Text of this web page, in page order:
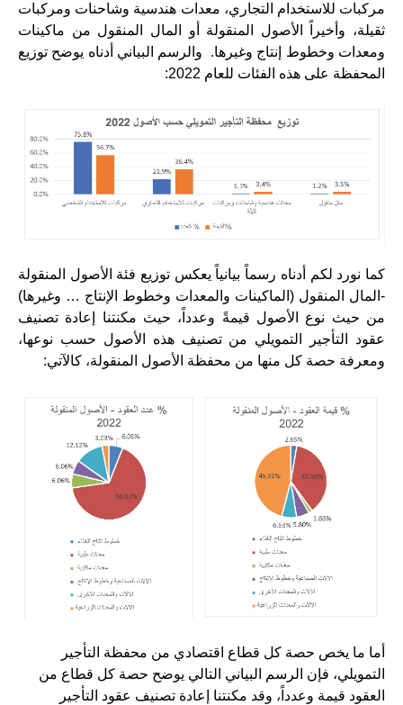
مركبات للاستخدام التجاري، معدات هندسية وشاحنات ومركبات
ثقيلة، وأخيراً الأصول المنقولة أو المال المنقول من ماكينات
ومعدات وخطوط إنتاج وغيرها. والرسم البياني أدناه يوضح توزيع
المحفظة على هذه الفئات للعام 2022:
كما نورد لكم أدناه رسماً بيانياً يعكس توزيع فئة الأصول المنقولة
-المال المنقول (الماكينات والمعدات وخطوط الإنتاج … وغيرها)
من حيث نوع الأصول قيمةً وعدداً، حيث مكنتنا إعادة تصنيف
عقود التأجير التمويلي من تصنيف هذه الأصول حسب نوعها،
ومعرفة حصة كل منها من محفظة الأصول المنقولة، كالآتي:
أما ما يخص حصة كل قطاع اقتصادي من محفظة التأجير
التمويلي، فإن الرسم البياني التالي يوضح حصة كل قطاع من
العقود قيمة وعدداً، وقد مكنتنا إعادة تصنيف عقود التأجير